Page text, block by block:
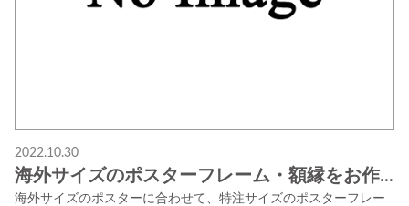
2022.10.30
海外サイズのポスターフレーム・額縁をお作...
海外サイズのポスターに合わせて、特注サイズのポスターフレー